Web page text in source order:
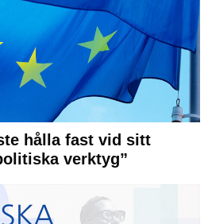
hålla fast vid sitt
verktyg”